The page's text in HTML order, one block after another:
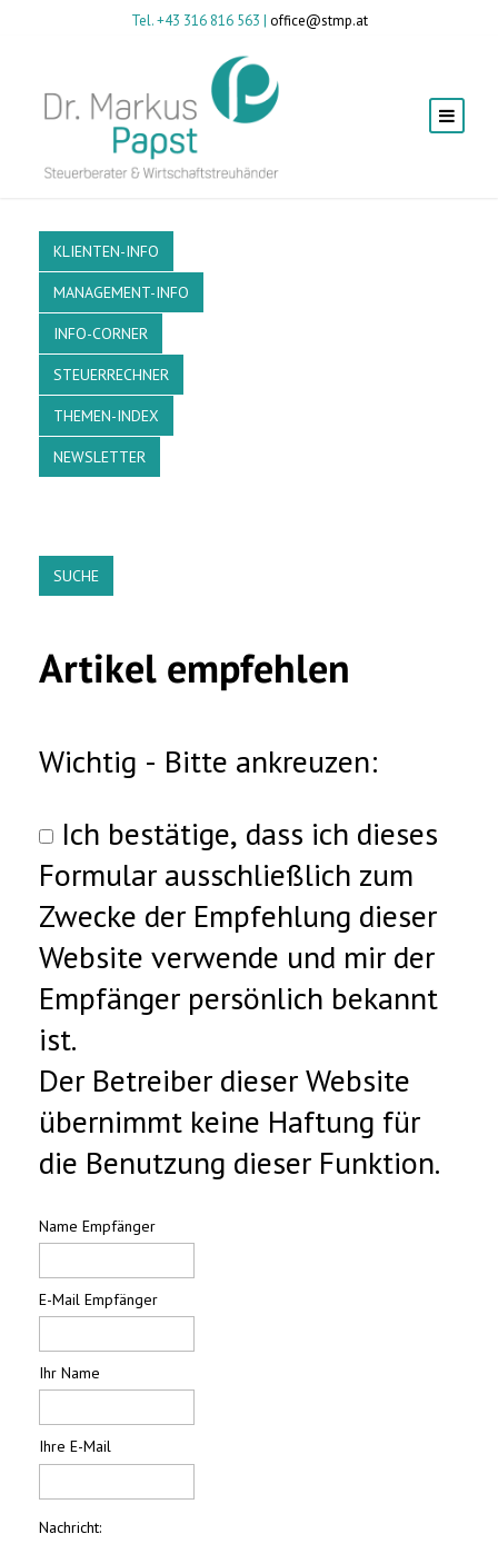
Tel. +43 316 816 563 | office@stmp.at
KLIENTEN-INFO
MANAGEMENT-INFO
INFO-CORNER
STEUERRECHNER
THEMEN-INDEX
NEWSLETTER
SUCHE
Artikel empfehlen
Wichtig - Bitte ankreuzen:
Ich bestätige, dass ich dieses
Formular ausschließlich zum
Zwecke der Empfehlung dieser
Website verwende und mir der
Empfänger persönlich bekannt
ist.
Der Betreiber dieser Website
übernimmt keine Haftung für
die Benutzung dieser Funktion.
Name Empfänger
E-Mail Empfänger
Ihr Name
Ihre E-Mail
Nachricht: